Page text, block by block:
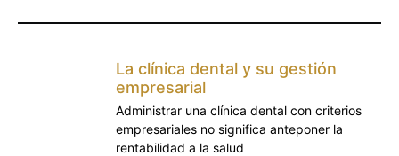
La clínica dental y su gestión
empresarial
Administrar una clínica dental con criterios
empresariales no significa anteponer la
rentabilidad a la salud